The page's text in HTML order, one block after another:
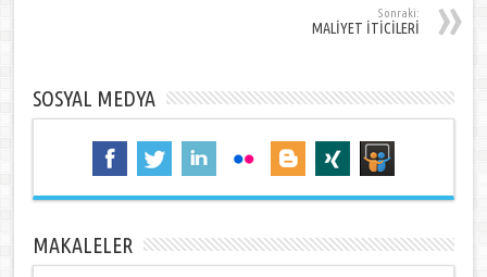
Sonraki:
MALİYET İTİCİLERİ
SOSYAL MEDYA
MAKALELER